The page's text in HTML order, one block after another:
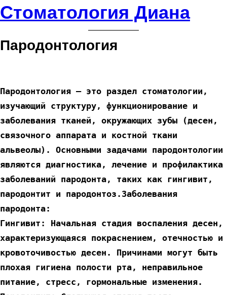
Перейти
кСтоматология Диана
Пародонтология
Пародонтология — это раздел стоматологии,
изучающий структуру, функционирование и
заболевания тканей, окружающих зубы (десен,
связочного аппарата и костной ткани
альвеолы). Основными задачами пародонтологии
являются диагностика, лечение и профилактика
заболеваний пародонта, таких как гингивит,
пародонтит и пародонтоз.Заболевания
пародонта:
Гингивит: Начальная стадия воспаления десен,
характеризующаяся покраснением, отечностью и
кровоточивостью десен. Причинами могут быть
плохая гигиена полости рта, неправильное
питание, стресс, гормональные изменения.